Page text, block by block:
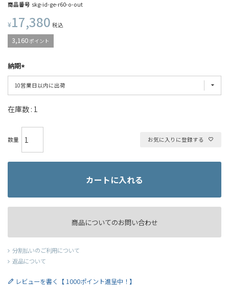
商品番号 skg-id-ge-r60-o-out
¥17,380 税込
3,160ポイント
納期
在庫数 1
お気に入りに登録する
カートに入れる
商品についてのお問い合わせ
分割払いのご利用について
返品について
レビューを書く【 1000ポイント進呈中！】